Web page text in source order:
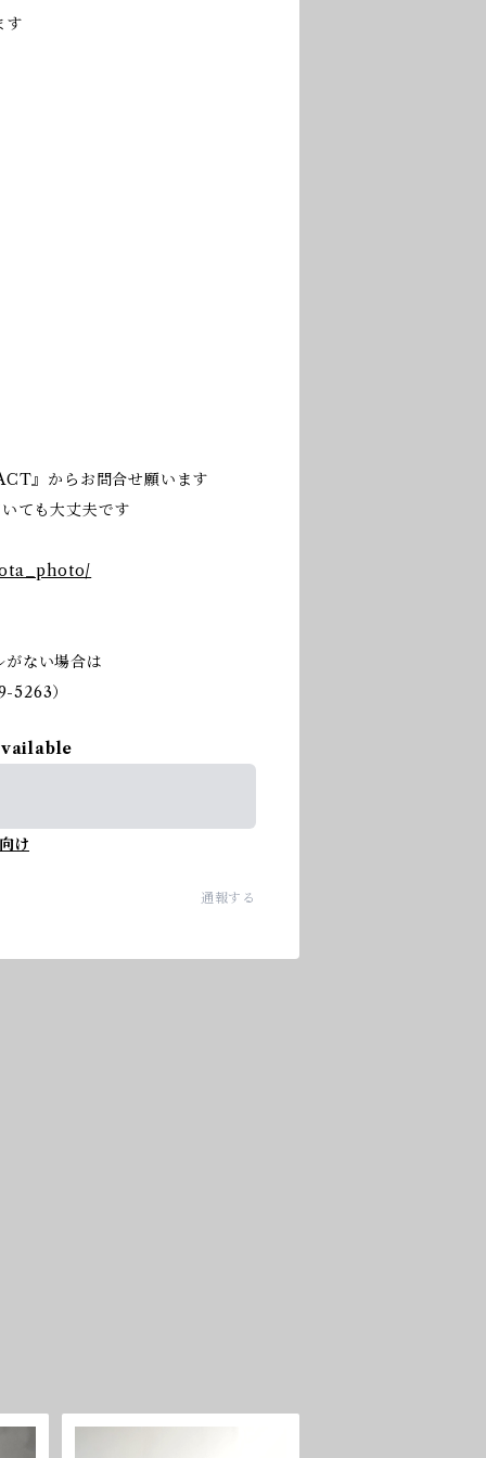
す
』からお問合せ願います
ても大丈夫です
ない場合は
5263）
け
通報する